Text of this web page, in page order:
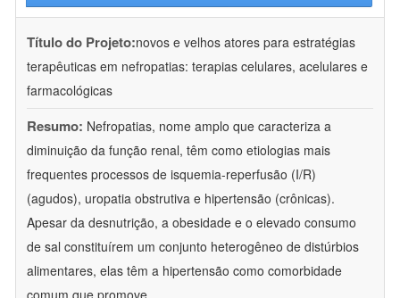
Título do Projeto:novos e velhos atores para estratégias
terapêuticas em nefropatias: terapias celulares, acelulares e
farmacológicas
Resumo: Nefropatias, nome amplo que caracteriza a
diminuição da função renal, têm como etiologias mais
frequentes processos de isquemia-reperfusão (I/R)
(agudos), uropatia obstrutiva e hipertensão (crônicas).
Apesar da desnutrição, a obesidade e o elevado consumo
de sal constituírem um conjunto heterogêneo de distúrbios
alimentares, elas têm a hipertensão como comorbidade